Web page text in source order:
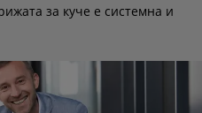
за куче е системна и